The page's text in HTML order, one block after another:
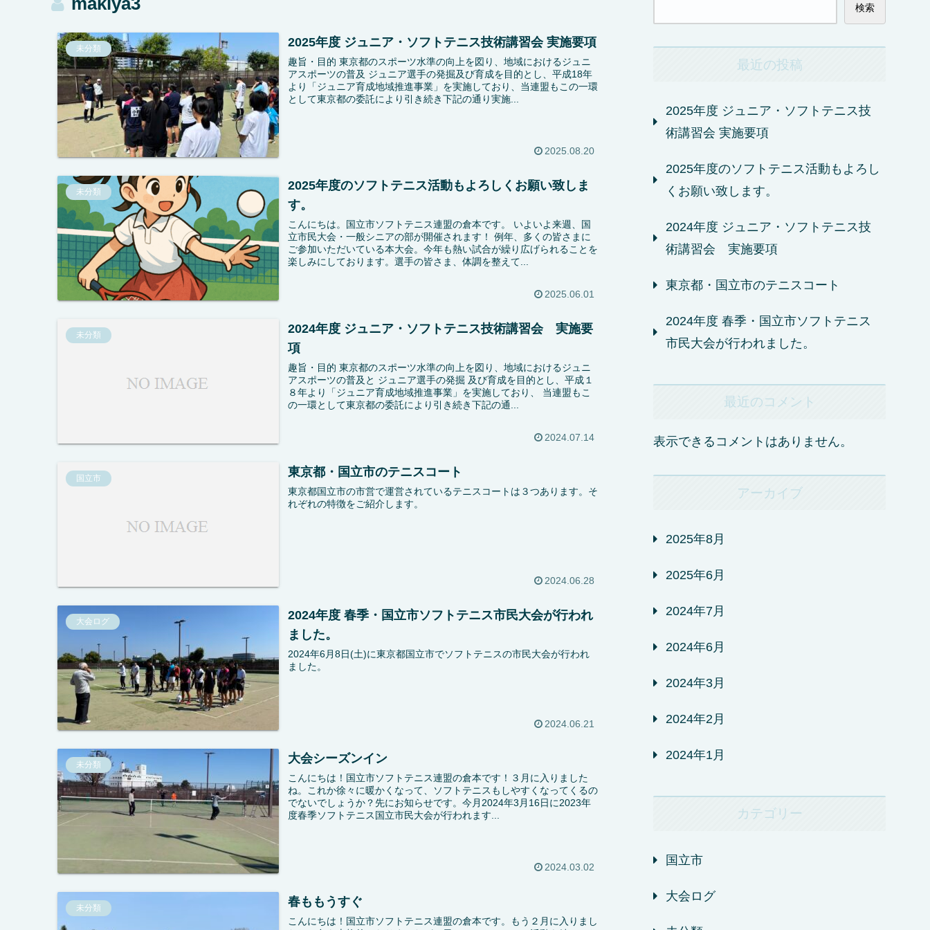
未分類 2025年度 ジュニア・ソフトテニス技術講習会 実施要項
趣旨・目的 東京都のスポーツ水準の向上を図り、地域におけるジュニ
アスポーツの普及 ジュニア選手の発掘及び育成を目的とし、平成18年
より「ジュニア育成地域推進事業」を実施しており、当連盟もこの一環
として東京都の委託により引き続き下記の通り実施...
2025.08.20
未分類
2025年度のソフトテニス活動もよろしくお願い致しま
す。
こんにちは。国立市ソフトテニス連盟の倉本です。 いよいよ来週、国
立市民大会・一般シニアの部が開催されます！ 例年、多くの皆さまに
ご参加いただいている本大会。今年も熱い試合が繰り広げられることを
楽しみにしております。選手の皆さま、体調を整えて...
2025.06.01
未分類
2024年度 ジュニア・ソフトテニス技術講習会 実施要
項
趣旨・目的 東京都のスポーツ水準の向上を図り、地域におけるジュニ
アスポーツの普及と ジュニア選手の発掘 及び育成を目的とし、平成１
８年より「ジュニア育成地域推進事業」を実施しており、 当連盟もこ
の一環として東京都の委託により引き続き下記の通...
2024.07.14
国立市 東京都・国立市のテニスコート
東京都国立市の市営で運営されているテニスコートは３つあります。そ
れぞれの特徴をご紹介します。
2024.06.28
大会ログ
2024年度 春季・国立市ソフトテニス市民大会が行われ
ました。
2024年6月8日(土)に東京都国立市でソフトテニスの市民大会が行われ
ました。
2024.06.21
未分類 大会シーズンイン
こんにちは！国立市ソフトテニス連盟の倉本です！３月に入りました
ね。これか徐々に暖かくなって、ソフトテニスもしやすくなってくるの
でないでしょうか？先にお知らせです。今月2024年3月16日に2023年
度春季ソフトテニス国立市民大会が行われます...
2024.03.02
未分類 春ももうすぐ
こんにちは！国立市ソフトテニス連盟の倉本です。もう２月に入りまし
検索
最近の投稿
2025年度 ジュニア・ソフトテニス技
術講習会 実施要項
2025年度のソフトテニス活動もよろし
くお願い致します。
2024年度 ジュニア・ソフトテニス技
術講習会 実施要項
東京都・国立市のテニスコート
2024年度 春季・国立市ソフトテニス
市民大会が行われました。
最近のコメント
表示できるコメントはありません。
アーカイブ
2025年8月
2025年6月
2024年7月
2024年6月
2024年3月
2024年2月
2024年1月
カテゴリー
国立市
大会ログ